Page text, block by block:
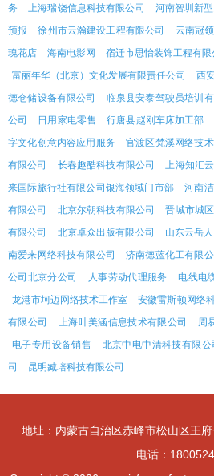
务
上海瑞饶信息科技有限公司 河南智圳新
预报
徐州市云瀚建设工程有限公司 云南冠
瑰花店
海南电影网 宿迁市思怡装饰工程有限
富丽年华（北京）文化发展有限责任公司
西
德仓储设备有限公司
临泉县安泰驾驶员培训有
公司
日用家电零售 行唐县赵刚车床加工部
字文化创意内容应用服务
官渡区梵溪网络技
有限公司
长春趣酷科技有限公司 上海知汇
来国际旅行社有限公司银海领域门市部
河南
有限公司
北京尔朝科技有限公司 晋城市城
有限公司
北京卓众出版有限公司 山东云岳
南爱来网络科技有限公司
济南德蓝化工有限公
公司北京分公司
人事劳动代理服务 电线电
龙港市坷迈网络技术工作室
安徽雷斯顿网络
有限公司
上海叶美涵信息技术有限公司 周
电子专用设备销售
北京中电中清科技有限公
司
昆明臧培科技有限公司
地址：内蒙古自治区赤峰市松山区王
电话：